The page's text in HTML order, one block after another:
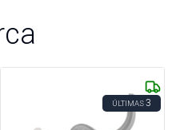
ÚLTIMAS3